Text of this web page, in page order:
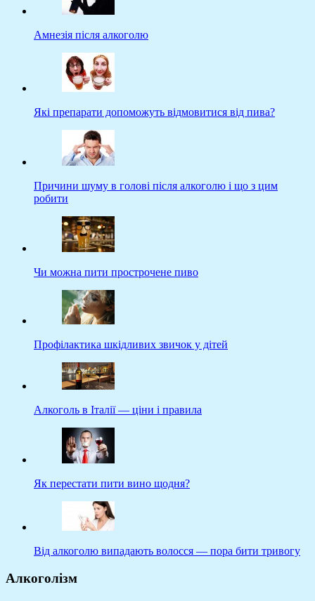
Амнезія після алкоголю
Які препарати допоможуть відмовитися від пива?
Причини шуму в голові після алкоголю і що з цим
робити
Чи можна пити прострочене пиво
Профілактика шкідливих звичок у дітей
Алкоголь в Італії — ціни і правила
Як перестати пити вино щодня?
Від алкоголю випадають волосся — пора бити тривогу
Алкоголізм